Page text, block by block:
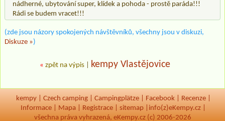
nádherné, ubytování super, klídek a pohoda - prostě paráda!!!
Rádi se budem vracet!!!
(zde jsou názory spokojených návštěvníků, všechny jsou v diskuzi,
Diskuze »)
« zpět na výpis kempy Vlastějovice
kempy Czech camping Campingplätze Facebook Recenze
Informace
Mapa Registrace sitemap
info(z)eKempy.cz |
všechna práva vyhrazená, eKempy.cz (c) 2006-2026